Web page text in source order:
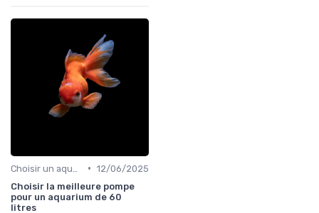
• 12/06/2025
Choisir la meilleure pompe
pour un aquarium de 60
litres